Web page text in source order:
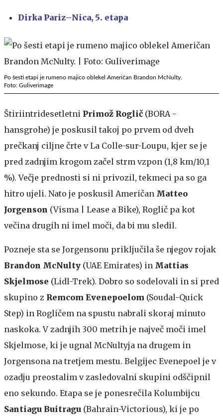
Dirka Pariz–Nica, 5. etapa
Po šesti etapi je rumeno majico oblekel Američan Brandon McNulty.
Foto: Guliverimage
Štiriintridesetletni Primož Roglič (BORA -
hansgrohe) je poskusil takoj po prvem od dveh
prečkanj ciljne črte v La Colle-sur-Loupu, kjer se je
pred zadnjim krogom začel strm vzpon (1,8 km/10,1
%). Večje prednosti si ni privozil, tekmeci pa so ga
hitro ujeli. Nato je poskusil Američan Matteo
Jorgenson (Visma | Lease a Bike), Roglič pa kot
večina drugih ni imel moči, da bi mu sledil.
Pozneje sta se Jorgensonu priključila še njegov rojak
Brandon McNulty (UAE Emirates) in Mattias
Skjelmose (Lidl-Trek). Dobro so sodelovali in si pred
skupino z Remcom Evenepoelom (Soudal-Quick
Step) in Rogličem na spustu nabrali skoraj minuto
naskoka. V zadnjih 300 metrih je največ moči imel
Skjelmose, ki je ugnal McNultyja na drugem in
Jorgensona na tretjem mestu. Belgijec Evenepoel je v
ozadju preostalim v zasledovalni skupini odščipnil
eno sekundo. Etapa se je ponesrečila Kolumbijcu
Santiagu Buitragu (Bahrain-Victorious), ki je po